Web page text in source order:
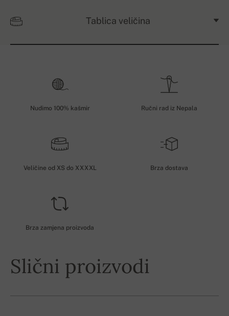
Tablica veličina
Nudimo 100% kašmir Ručni rad iz Nepala
Veličine od XS do XXXXL Brza dostava
Brza zamjena proizvoda
Slični proizvodi